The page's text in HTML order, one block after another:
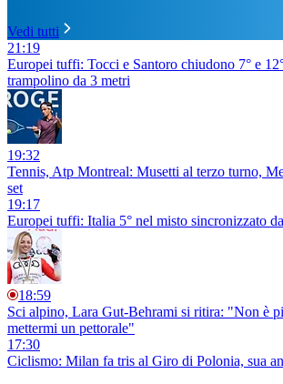
Vedi tutti
21:19
Europei tuffi: Tocci e Santoro chiudono 7° e
trampolino da 3 metri
19:32
Tennis, Atp Montreal: Musetti al terzo turno,
set
19:17
Europei tuffi: Italia 5° nel misto sincronizzato
18:59
Sci alpino, Lara Gut-Behrami si ritira: "Non è
mettermi un pettorale"
17:30
Ciclismo: Milan fa tris al Giro di Polonia, sua